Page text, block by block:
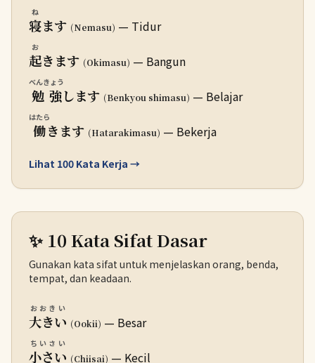
寝
ね
ます (Nemasu) — Tidur
起
お
きます (Okimasu) — Bangun
勉強
べんきょう
します (Benkyou shimasu) — Belajar
働
はたら
きます (Hatarakimasu) — Bekerja
Lihat 100 Kata Kerja →
✨ 10 Kata Sifat Dasar
Gunakan kata sifat untuk menjelaskan orang, benda,
tempat, dan keadaan.
大きい
おおきい
(Ookii) — Besar
小さい
ちいさい
(Chiisai) — Kecil